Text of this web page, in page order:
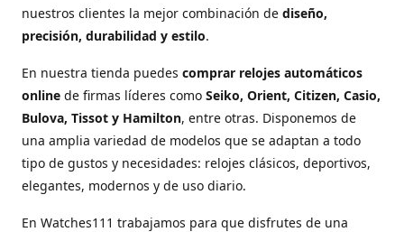
nuestros clientes la mejor combinación de diseño,
precisión, durabilidad y estilo.
En nuestra tienda puedes comprar relojes automáticos
online de firmas líderes como Seiko, Orient, Citizen, Casio,
Bulova, Tissot y Hamilton, entre otras. Disponemos de
una amplia variedad de modelos que se adaptan a todo
tipo de gustos y necesidades: relojes clásicos, deportivos,
elegantes, modernos y de uso diario.
En Watches111 trabajamos para que disfrutes de una